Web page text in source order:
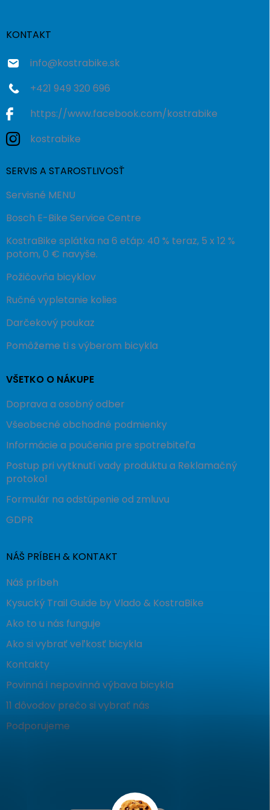
KONTAKT
info@kostrabike.sk
+421 949 320 696
https://www.facebook.com/kostrabike
kostrabike
SERVIS A STAROSTLIVOSŤ
Servisné MENU
Bosch E-Bike Service Centre
KostraBike splátka na 6 etáp: 40 % teraz, 5 x 12 %
potom, 0 € navyše.
Požičovňa bicyklov
Ručné vypletanie kolies
Darčekový poukaz
Pomôžeme ti s výberom bicykla
VŠETKO O NÁKUPE
Doprava a osobný odber
Všeobecné obchodné podmienky
Informácie a poučenia pre spotrebiteľa
Postup pri vytknutí vady produktu a Reklamačný
protokol
Formulár na odstúpenie od zmluvu
GDPR
NÁŠ PRÍBEH & KONTAKT
Náš príbeh
Kysucký Trail Guide by Vlado & KostraBike
Ako to u nás funguje
Ako si vybrať veľkosť bicykla
Kontakty
Povinná i nepovinná výbava bicykla
11 dôvodov prečo si vybrať nás
Podporujeme